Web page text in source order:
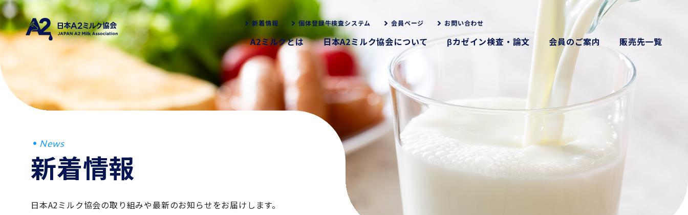
新着情報 個体登録牛検査システム 会員ページ お問い合わせ
A2ミルクとは 日本A2ミルク協会について βカゼイン検査・論文 会員のご案内 販売先一覧
News
新着情報
日本A2ミルク協会の取り組みや最新のお知らせをお届けします。